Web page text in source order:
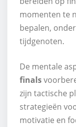
momenten te
bepalen,
tijdgenoten.
De mentale
finals
zijn tactische
strategieën
motivatie en